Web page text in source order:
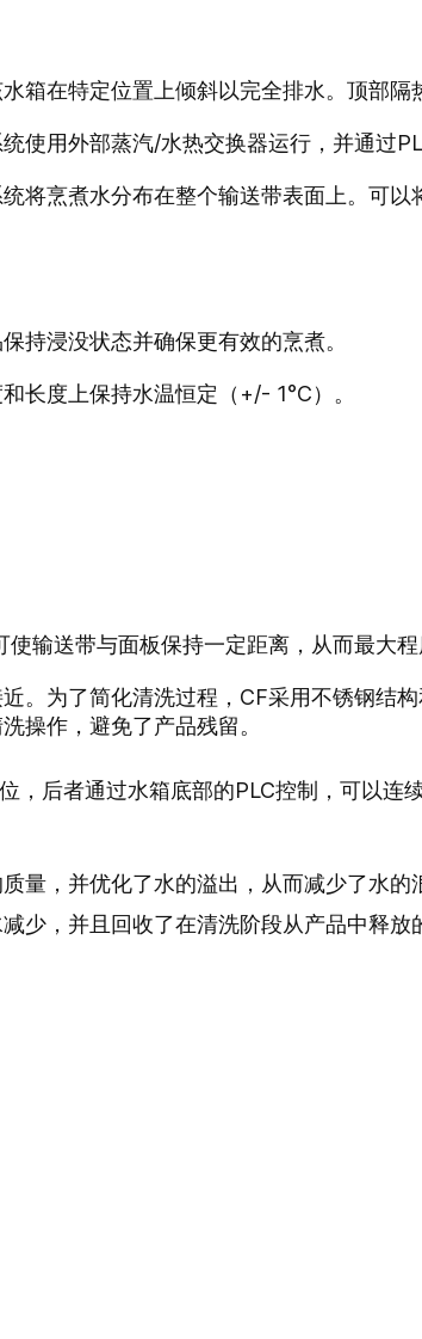
箱在特定位置上倾斜以完全排水。顶部隔
使用外部蒸汽/水热交换器运行，并通过
将烹煮水分布在整个输送带表面上。可
持浸没状态并确保更有效的烹煮。
长度上保持水温恒定（+/- 1°C）。
输送带与面板保持一定距离，从而最大
。为了简化清洗过程，CF采用不锈钢结
操作，避免了产品残留。
，后者通过水箱底部的PLC控制，可以连
量，并优化了水的溢出，从而减少了水的
少，并且回收了在清洗阶段从产品中释放